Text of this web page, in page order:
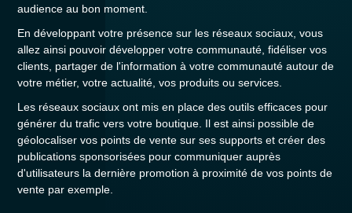
audience au bon moment.
En développant votre présence sur les réseaux sociaux, vous
allez ainsi pouvoir développer votre communauté, fidéliser vos
clients, partager de l'information à votre communauté autour de
votre métier, votre actualité, vos produits ou services.
Les réseaux sociaux ont mis en place des outils efficaces pour
générer du trafic vers votre boutique. Il est ainsi possible de
géolocaliser vos points de vente sur ses supports et créer des
publications sponsorisées pour communiquer auprès
d'utilisateurs la dernière promotion à proximité de vos points de
vente par exemple.